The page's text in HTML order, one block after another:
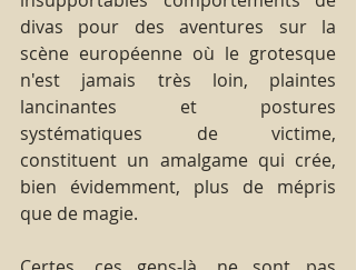
divas pour des aventures sur la
scène européenne où le grotesque
n'est jamais très loin, plaintes
lancinantes et postures
systématiques de victime,
constituent un amalgame qui crée,
bien évidemment, plus de mépris
que de magie.